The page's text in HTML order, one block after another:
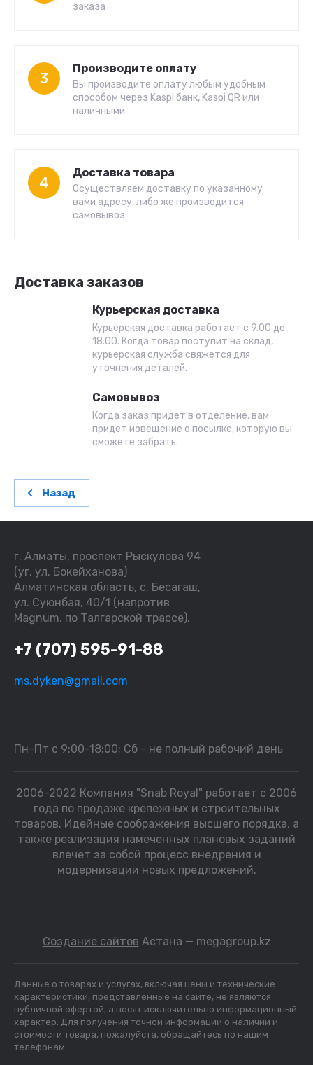
заказа
3
Производите оплату
Вы производите оплату любым удобным
способом через Kaspi банк, Kaspi QR или
наличными
4
Доставка товара
Осуществляем доставку по указанному
вами адресу, либо же производится
самовывоз
Доставка заказов
Курьерская доставка
Курьерская доставка работает с 9.00 до
18.00. Когда товар поступит на склад,
курьерская служба свяжется для
уточнения деталей.
Самовывоз
Когда заказ придет в отделение, вам
придет извещение о посылке, которую вы
сможете забрать.
Назад
г. Алматы, проспект Рыскулова 94
(уг. ул. Бокейханова)
Алматинская область, с. Бесагаш,
ул. Суюнбая, 40/1 (напротив
Magnum, по Талгарской трассе).
+7 (707) 595-91-88
ms.dyken@gmail.com
Пн-Пт с 9:00-18:00; Сб - не полный рабочий день
2006-2022 Компания "Snab Royal" работает с 2006
года по продаже крепежных и строительных
товаров. Идейные соображения высшего порядка, а
также реализация намеченных плановых заданий
влечет за собой процесс внедрения и
модернизации новых предложений.
Создание сайтов Астана — megagroup.kz
Данные о товарах и услугах, включая цены и технические
характеристики, представленные на сайте, не являются
публичной офертой, а носят исключительно информационный
характер. Для получения точной информации о наличии и
стоимости товара, пожалуйста, обращайтесь по нашим
телефонам.